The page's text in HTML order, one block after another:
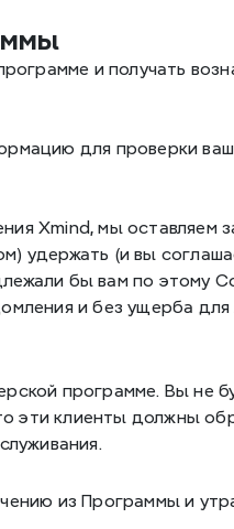
и получать
для проверки
Xmind, мы оставляем
удержать (и вы
бы вам по этому
и без ущерба
программе. Вы не
эти клиенты должны
из Программы и